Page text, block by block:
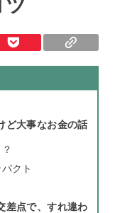
ど大事なお金の話
クト
差点で、すれ違わ